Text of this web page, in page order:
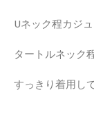
Uネック程カジ
タートルネック
すっきり着用し